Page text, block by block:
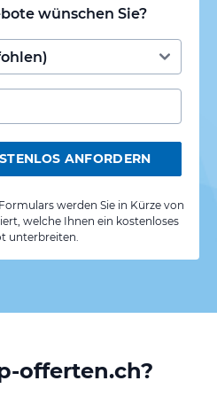
wünschen Sie?
ANFORDERN
werden Sie in Kürze von
welche Ihnen ein kostenloses
unterbreiten.
offerten.ch?